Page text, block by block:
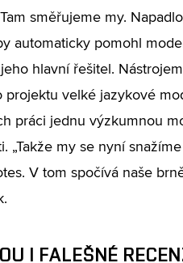
směřujeme my.
automaticky pomohl
hlavní řešitel.
projektu velké jazykové
práci jednu výzkumnou
„Takže my se nyní
V tom spočívá naše
I FALEŠNÉ